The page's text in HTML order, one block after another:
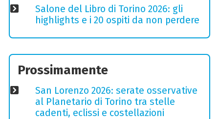
Salone del Libro di Torino 2026: gli
highlights e i 20 ospiti da non perdere
Prossimamente
San Lorenzo 2026: serate osservative
al Planetario di Torino tra stelle
cadenti, eclissi e costellazioni